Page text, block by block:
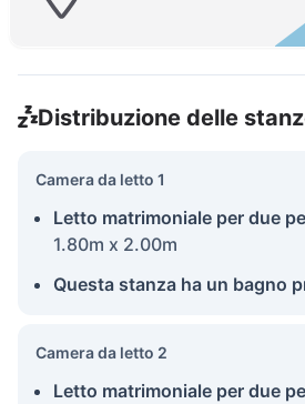
Distribuzione delle
Camera da letto 1
Letto matrimoniale per due
1.80m x 2.00m
Questa stanza ha un bagno
Camera da letto 2
Letto matrimoniale per due